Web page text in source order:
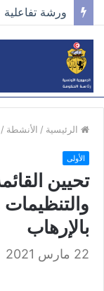
الرئيسية / الأنشطة /
الأولى
تحيين
والتنظيمات
بالإرهاب
22 مارس 2021